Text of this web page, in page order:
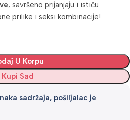
, savršeno prijanjaju i ističu
prilike i seksi kombinacije!
U Korpu
Kupi Sad
sadržaja, pošiljalac je